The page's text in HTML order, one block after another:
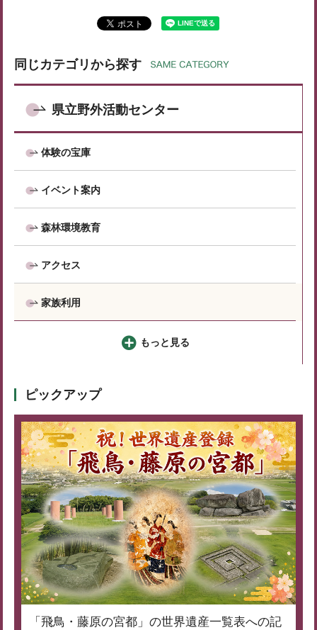
同じカテゴリから探す
県立野外活動センター
体験の宝庫
イベント案内
森林環境教育
アクセス
家族利用
もっと見る
ピックアップ
「飛鳥・藤原の宮都」の世界遺産一覧表への記